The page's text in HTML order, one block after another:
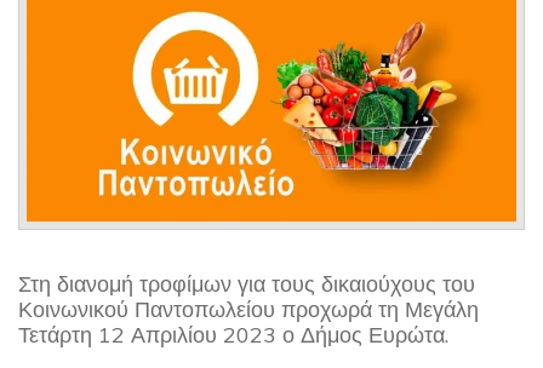
Στη διανομή τροφίμων για τους δικαιούχους του
Κοινωνικού Παντοπωλείου προχωρά τη Μεγάλη
Τετάρτη 12 Απριλίου 2023 ο Δήμος Ευρώτα.